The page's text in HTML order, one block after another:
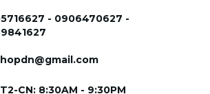
- 0906470627 -
T2-CN: 8:30AM - 9:30PM